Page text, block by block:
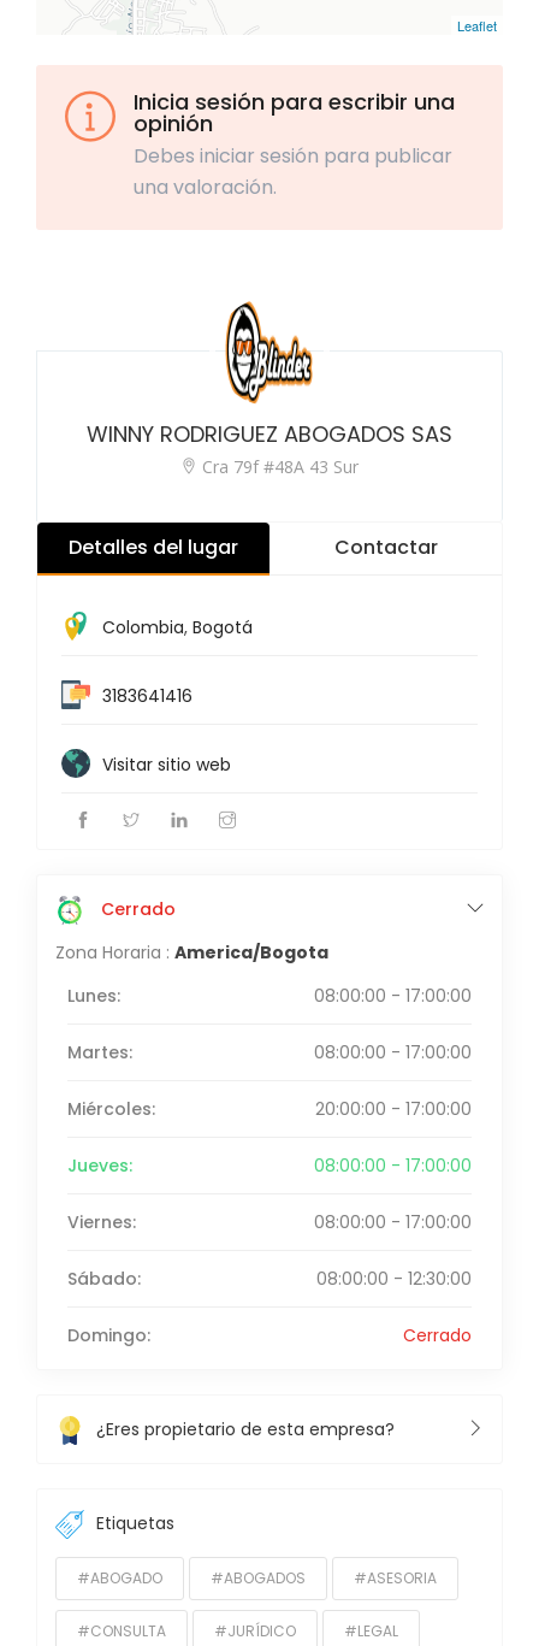
Leaflet
Inicia sesión para escribir una
opinión
Debes iniciar sesión para publicar
una valoración.
WINNY RODRIGUEZ ABOGADOS SAS
Cra 79f #48A 43 Sur
Detalles del lugar Contactar
Colombia, Bogotá
3183641416
Visitar sitio web
Cerrado
Zona Horaria : America/Bogota
Lunes:
08:00:00 - 17:00:00
Martes: 08:00:00 - 17:00:00
Miércoles: 20:00:00 - 17:00:00
Jueves: 08:00:00 - 17:00:00
Viernes: 08:00:00 - 17:00:00
Sábado: 08:00:00 - 12:30:00
Domingo: Cerrado
¿Eres propietario de esta empresa?
Etiquetas
#ABOGADO #ABOGADOS #ASESORIA
#CONSULTA #JURÍDICO #LEGAL